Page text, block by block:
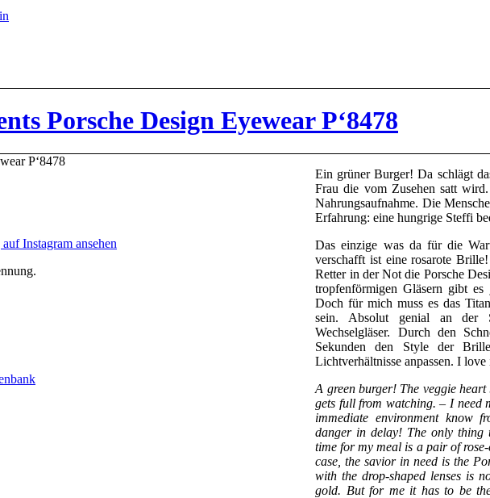
Porsche Design Eyewear P‘8478
Instagram ansehen
Ein grüner Burger! Da schlägt
Frau die vom Zusehen satt
Nahrungsaufnahme. Die
Erfahrung: eine hungrige Steffi
Das einzige was da für die
verschafft ist eine rosarote
Retter in der Not die Porsche
tropfenförmigen Gläsern gibt
Doch für mich muss es das
sein. Absolut genial an der
Wechselgläser. Durch den
Sekunden den Style der
Lichtverhältnisse anpassen. I love
A green burger! The veggie
gets full from watching. – I need
immediate environment know
danger in delay! The only thing
time for my meal is a pair of
case, the savior in need is the
with the drop-shaped lenses is
gold. But for me it has to be